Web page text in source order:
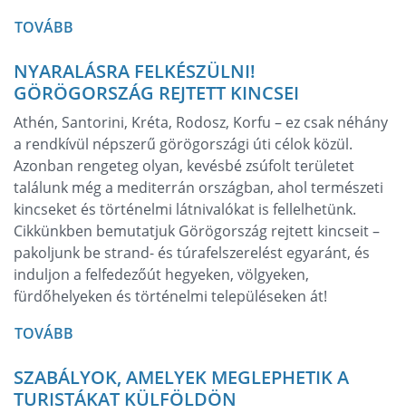
TOVÁBB
NYARALÁSRA FELKÉSZÜLNI!
GÖRÖGORSZÁG REJTETT KINCSEI
Athén, Santorini, Kréta, Rodosz, Korfu – ez csak néhány
a rendkívül népszerű görögországi úti célok közül.
Azonban rengeteg olyan, kevésbé zsúfolt területet
találunk még a mediterrán országban, ahol természeti
kincseket és történelmi látnivalókat is fellelhetünk.
Cikkünkben bemutatjuk Görögország rejtett kincseit –
pakoljunk be strand- és túrafelszerelést egyaránt, és
induljon a felfedezőút hegyeken, völgyeken,
fürdőhelyeken és történelmi településeken át!
TOVÁBB
SZABÁLYOK, AMELYEK MEGLEPHETIK A
TURISTÁKAT KÜLFÖLDÖN